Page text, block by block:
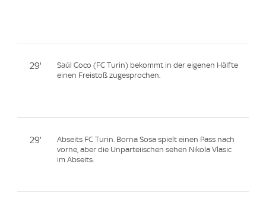
29'
Saúl Coco (FC Turin) bekommt in der eigenen Hälfte
einen Freistoß zugesprochen.
29'
Abseits FC Turin. Borna Sosa spielt einen Pass nach
vorne, aber die Unparteiischen sehen Nikola Vlasic
im Abseits.